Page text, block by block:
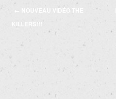
Navigation
des
← NOUVEAU VIDÉO THE
KILLERS!!!